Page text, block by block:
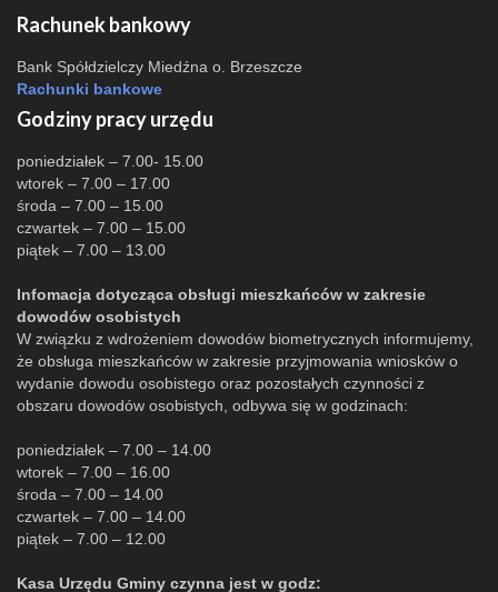
Rachunek bankowy
Bank Spółdzielczy Miedźna o. Brzeszcze
Rachunki bankowe
Godziny pracy urzędu
poniedziałek – 7.00- 15.00
wtorek – 7.00 – 17.00
środa – 7.00 – 15.00
czwartek – 7.00 – 15.00
piątek – 7.00 – 13.00
Infomacja dotycząca obsługi mieszkańców w zakresie
dowodów osobistych
W związku z wdrożeniem dowodów biometrycznych informujemy,
że obsługa mieszkańców w zakresie przyjmowania wniosków o
wydanie dowodu osobistego oraz pozostałych czynności z
obszaru dowodów osobistych, odbywa się w godzinach:
poniedziałek – 7.00 – 14.00
wtorek – 7.00 – 16.00
środa – 7.00 – 14.00
czwartek – 7.00 – 14.00
piątek – 7.00 – 12.00
Kasa Urzędu Gminy czynna jest w godz: